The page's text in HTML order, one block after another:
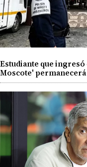
Estudiante que
Moscote'